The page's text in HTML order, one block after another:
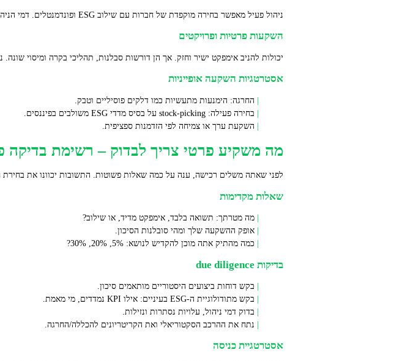
ניהול פעיל מאפשר בחירה מוקפדת של חברות עם שילוב ESG ופונדמנטלים. דמי הניהול גבוהים יותר, לכן דרוש בדיקה האם הערך המוסף מצדיק את העלות.
השקעות פרטיות ופרויקטים
יכולות להניב אימפקט ישיר וחזק. אך הן דורשות סבלנות, תהליכי בקרה ומיסוי שונה.
אסטרטגיות השקעה אופייניות
החרגה: הימנעות מתעשיות כמו דלקים פוסיליים וטבק.
בחירה פעילה: stock‑picking על בסיס מדדי ESG משולבים בפיננסים.
השקעת ערך או צמיחה לפי הזדמנות ספציפית.
מה משקיע פרטי צריך לבדוק – רשימת בדיקה
לפני שאתה משלים רכישה, ענה על כמה שאלות פשוטות. התשובות יכוונו את בחירת
שאלות מקדימות
מה מטרתך: תשואה בלבד, אימפקט מדיד, או שילוב?
אופק ההשקעה שלך ומהי סובלנות הסיכון.
כמה מהתיק אתה מוכן להקדיש לנושא: 5%, 20%, 30%?
בדיקות due diligence
בקש דוחות ביצועים היסטוריים מותאמים סיכון.
בקש מתודולוגיית ה‑ESG בעיניים: אילו KPI נמדדים, מי מאמת.
בדוק דמי ניהול, עלויות נסתרות ונזילות.
נתח את ההרכב הסקטוריאלי ואת הקריטריונים להכללה/החרגה.
אסטרטגיית כניסה